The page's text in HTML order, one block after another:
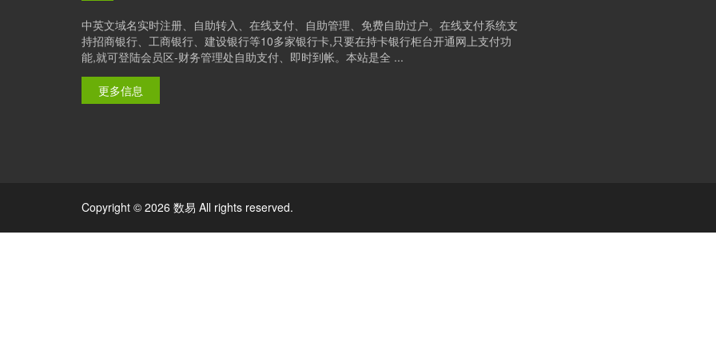
中英文域名实时注册、自助转入、在线支付、自助管理、免费自助过户。在线支付系统支
持招商银行、工商银行、建设银行等10多家银行卡,只要在持卡银行柜台开通网上支付功
能,就可登陆会员区-财务管理处自助支付、即时到帐。本站是全 ...
更多信息
Copyright © 2026 数易 All rights reserved.